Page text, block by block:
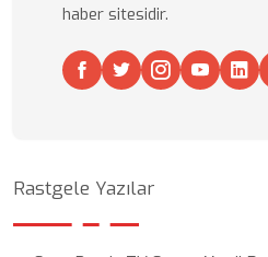
haber sitesidir.
Rastgele Yazılar